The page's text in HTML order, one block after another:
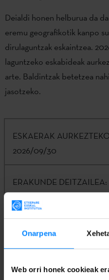
Onarpena
Web orri honek cookieak
Deialdi honen helburua da
eremu geografikotik kanpo
dirulaguntzak eskaintzea.
laguntzeko eskabideak
arte. Baldintzak betetzea
jasotzeko.
ESKAERAK
2026/09/30
ERAKUNDE DEITZAILEA:
ZUZKIDURA: